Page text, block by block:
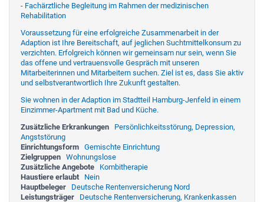
- Fachärztliche Begleitung im Rahmen der medizinischen
Rehabilitation
Voraussetzung für eine erfolgreiche Zusammenarbeit in der
Adaption ist Ihre Bereitschaft, auf jeglichen Suchtmittelkonsum zu
verzichten. Erfolgreich können wir gemeinsam nur sein, wenn Sie
das offene und vertrauensvolle Gespräch mit unseren
Mitarbeiterinnen und Mitarbeitern suchen. Ziel ist es, dass Sie aktiv
und selbstverantwortlich Ihre Zukunft gestalten.
Sie wohnen in der Adaption im Stadtteil Hamburg-Jenfeld in einem
Einzimmer-Apartment mit Bad und Küche.
Zusätzliche Erkrankungen
Persönlichkeitsstörung, Depression,
Angststörung
Einrichtungsform Gemischte Einrichtung
Zielgruppen Wohnungslose
Zusätzliche Angebote
Kombitherapie
Haustiere erlaubt
Nein
Hauptbeleger
Deutsche Rentenversicherung Nord
Leistungsträger
Deutsche Rentenversicherung, Krankenkassen